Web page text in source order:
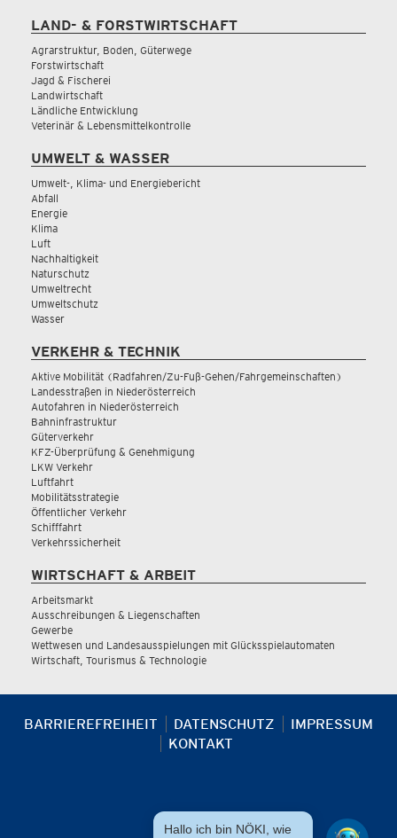
LAND- & FORSTWIRTSCHAFT
Agrarstruktur, Boden, Güterwege
Forstwirtschaft
Jagd & Fischerei
Landwirtschaft
Ländliche Entwicklung
Veterinär & Lebensmittelkontrolle
UMWELT & WASSER
Umwelt-, Klima- und Energiebericht
Abfall
Energie
Klima
Luft
Nachhaltigkeit
Naturschutz
Umweltrecht
Umweltschutz
Wasser
VERKEHR & TECHNIK
Aktive Mobilität (Radfahren/Zu-Fuß-Gehen/Fahrgemeinschaften)
Landesstraßen in Niederösterreich
Autofahren in Niederösterreich
Bahninfrastruktur
Güterverkehr
KFZ-Überprüfung & Genehmigung
LKW Verkehr
Luftfahrt
Mobilitätsstrategie
Öffentlicher Verkehr
Schifffahrt
Verkehrssicherheit
WIRTSCHAFT & ARBEIT
Arbeitsmarkt
Ausschreibungen & Liegenschaften
Gewerbe
Wettwesen und Landesausspielungen mit Glücksspielautomaten
Wirtschaft, Tourismus & Technologie
BARRIEREFREIHEIT DATENSCHUTZ
IMPRESSUM
KONTAKT
Hallo ich bin NÖKI, wie